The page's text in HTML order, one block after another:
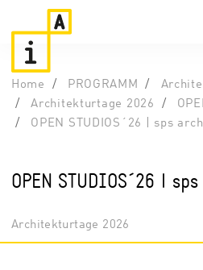
Home PROGRAMM
Architekturtage 2026
OPEN STUDIOS´26 | sps
OPEN STUDIOS´26 |
Architekturtage 2026